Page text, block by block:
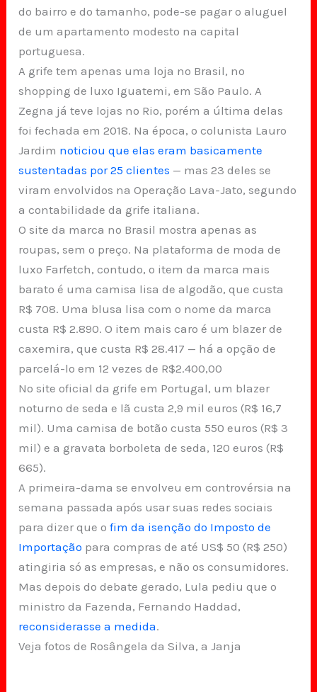
do bairro e do tamanho, pode-se pagar o aluguel
de um apartamento modesto na capital
portuguesa.
A grife tem apenas uma loja no Brasil, no
shopping de luxo Iguatemi, em São Paulo. A
Zegna já teve lojas no Rio, porém a última delas
foi fechada em 2018. Na época, o colunista Lauro
Jardim noticiou que elas eram basicamente
sustentadas por 25 clientes — mas 23 deles se
viram envolvidos na Operação Lava-Jato, segundo
a contabilidade da grife italiana.
O site da marca no Brasil mostra apenas as
roupas, sem o preço. Na plataforma de moda de
luxo Farfetch, contudo, o item da marca mais
barato é uma camisa lisa de algodão, que custa
R$ 708. Uma blusa lisa com o nome da marca
custa R$ 2.890. O item mais caro é um blazer de
caxemira, que custa R$ 28.417 — há a opção de
parcelá-lo em 12 vezes de R$2.400,00
No site oficial da grife em Portugal, um blazer
noturno de seda e lã custa 2,9 mil euros (R$ 16,7
mil). Uma camisa de botão custa 550 euros (R$ 3
mil) e a gravata borboleta de seda, 120 euros (R$
665).
A primeira-dama se envolveu em controvérsia na
semana passada após usar suas redes sociais
para dizer que o fim da isenção do Imposto de
Importação para compras de até US$ 50 (R$ 250)
atingiria só as empresas, e não os consumidores.
Mas depois do debate gerado, Lula pediu que o
ministro da Fazenda, Fernando Haddad,
reconsiderasse a medida.
Veja fotos de Rosângela da Silva, a Janja